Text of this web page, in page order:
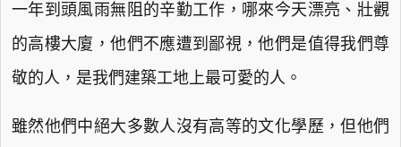
一年到頭風雨無阻的辛勤工作，哪來今天漂亮、壯觀
的高樓大廈，他們不應遭到鄙視，他們是值得我們尊
敬的人，是我們建築工地上最可愛的人。
雖然他們中絕大多數人沒有高等的文化學歷，但他們